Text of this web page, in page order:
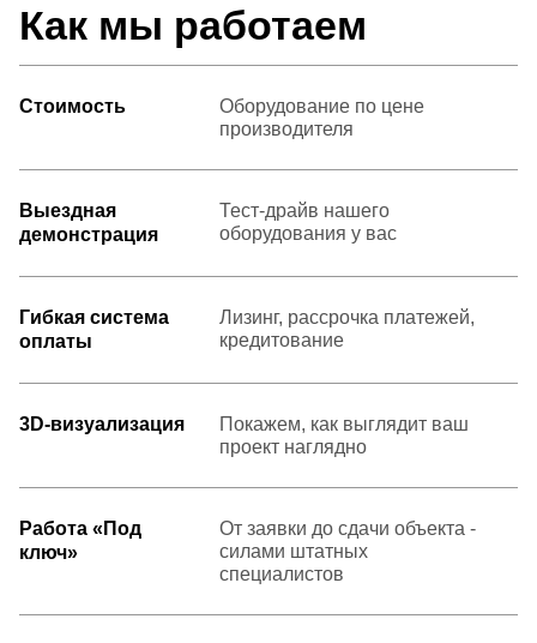
Как мы работаем
Стоимость
Оборудование по цене
производителя
Выездная
демонстрация
Тест-драйв нашего
оборудования у вас
Гибкая система
оплаты
Лизинг, рассрочка платежей,
кредитование
3D-визуализация
Покажем, как выглядит ваш
проект наглядно
Работа «Под
ключ»
От заявки до сдачи объекта -
силами штатных
специалистов